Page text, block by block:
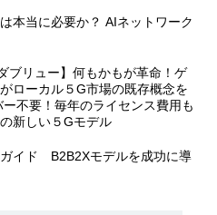
本当に必要か？ AIネットワーク
ブリュー】何もかもが革命！ゲ
ローカル５G市場の既存概念を
不要！毎年のライセンス費用も
新しい５Gモデル
イド B2B2Xモデルを成功に導